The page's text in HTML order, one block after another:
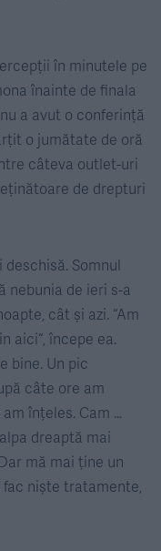
în minutele pe
înainte de finala
a avut o conferință
o jumătate de oră
câteva outlet-uri
de drepturi
Somnul
nebunia de ieri s-a
cât și azi. “Am
aici“, începe ea.
bine. Un pic
câte ore am
înțeles. Cam …
dreaptă mai
mă mai ține un
fac niște tratamente,